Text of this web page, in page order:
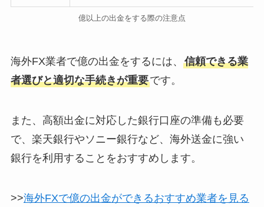
億以上の出金をする際の注意点
海外FX業者で億の出金をするには、 信頼できる業
者選びと適切な手続きが重要です。
また、高額出金に対応した銀行口座の準備も必要
で、楽天銀行やソニー銀行など、海外送金に強い
銀行を利用することをおすすめします。
>>海外FXで億の出金ができるおすすめ業者を見る